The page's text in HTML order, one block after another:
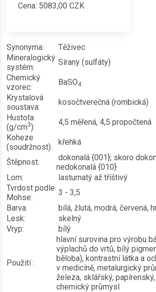
Cena: 5083,00 CZK
Synonyma:
Těživec
Mineralogický
systém:
Sírany (sulfáty)
Chemický
vzorec:
BaSO4
Krystalová
soustava:
kosočtverečná (rombická)
Hustota
(g/cm3):
4,5 měřená, 4,5 propočtená
Koheze
(soudržnost):
křehká
Štěpnost:
dokonalá {001}; skoro
nedokonalá {010}
Lom:
lasturnatý až tříštivý
Tvrdost podle
Mohse:
3 - 3,5
Barva:
bílá, žlutá, modrá, červená,
Lesk:
skelný
Vryp:
bílý
Použití :
hlavní surovina pro výrobu
výplachů do vrtů, bílý
běloba), kontrastní látka a
v medicíně, metalurgický
železa, sklářský,
chemický průmysl